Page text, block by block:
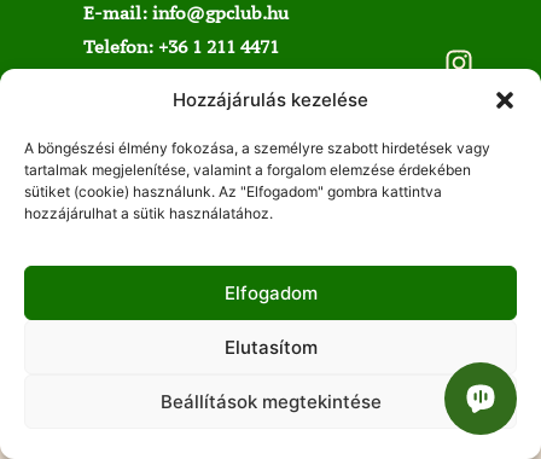
Hozzájárulás kezelése
A böngészési élmény fokozása, a személyre szabott hirdetések vagy
tartalmak megjelenítése, valamint a forgalom elemzése érdekében
sütiket (cookie) használunk. Az "Elfogadom" gombra kattintva
hozzájárulhat a sütik használatához.
Elfogadom
Elutasítom
Beállítások megtekintése
E-mail: info@gpclub.hu
Telefon: +36 1 211 4471
vivien@4bro.hu